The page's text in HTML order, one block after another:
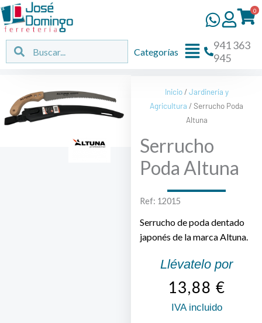
Ir
al
contenido
0
Buscar Buscar
Flyout
Categorías
941 363
945
Inicio/Jardinería y
Agricultura / Serrucho Poda
Altuna
Serrucho
Poda Altuna
Ref: 12015
Serrucho de poda dentado
japonés de la marca Altuna.
Llévatelo por
13,88 €
IVA incluido